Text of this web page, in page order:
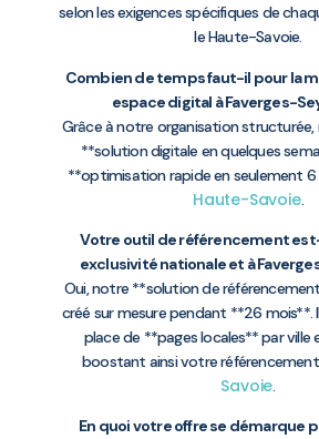
selon les exigences spécifiques de
le Haute-Savoie.
Combien de temps faut-il pour la
espace digital à Faverges-
Grâce à notre organisation
**solution digitale en quelques
**optimisation rapide en seulement 6
Haute-Savoie.
Votre outil de référencement
exclusivité nationale et à
Oui, notre **solution de
créé sur mesure pendant **26 mois**.
place de **pages locales** par ville
boostant ainsi votre
Savoie.
En quoi votre offre se démarque